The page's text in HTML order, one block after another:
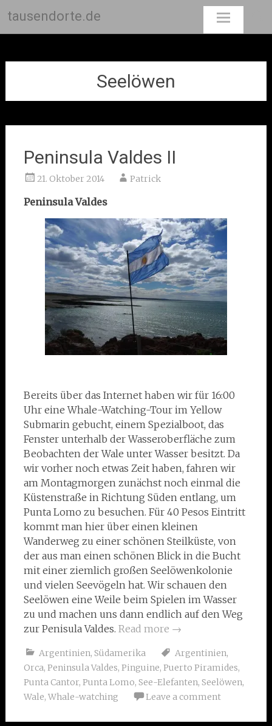
tausendorte.de
Seelöwen
Peninsula Valdes II
21. Oktober 2014 Patrick
Peninsula Valdes
Bereits über das Internet haben wir für 16:00
Uhr eine Whale-Watching-Tour im Yellow
Submarin gebucht, einem Spezialboot, das
Fenster unterhalb der Wasseroberfläche zum
Beobachten der Wale unter Wasser besitzt. Da
wir vorher noch etwas Zeit haben, fahren wir
am Montagmorgen zunächst noch einmal die
Küstenstraße in Richtung Süden entlang, um
Punta Lomo zu besuchen. Für 40 Pesos Eintritt
kommt man hier über einen kleinen
Wanderweg zu einer schönen Steilküste, von
der aus man einen schönen Blick in die Bucht
mit einer ziemlich großen Seelöwenkolonie
und vielen Seevögeln hat. Wir schauen den
Seelöwen eine Weile beim Spielen im Wasser
zu und machen uns dann endlich auf den Weg
zur Penisula Valdes. Read more →
Argentinien, Südamerika Argentinien,
Orca, Peninsula Valdes, Pinguine, Puerto Piramides,
Punta Cantor, Punta Lomo, See-Elefanten, Seelöwen,
Wale, Whale-watching Leave a comment